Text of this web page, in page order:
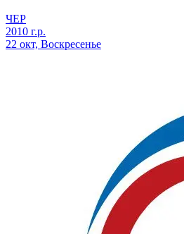
ЧЕР
2010 г.р.
22 окт, Воскресенье